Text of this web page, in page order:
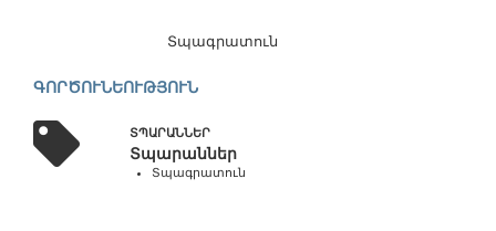
09:00
17:00
Տպագրատուն
ԳՈՐԾՈՒՆԵՈՒԹՅՈՒՆ
ՏՊԱՐԱՆՆԵՐ
Տպարաններ
Տպագրատուն